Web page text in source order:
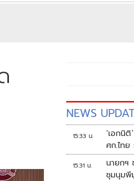
NEWS
15:33 น.
‘เอกนิ
ศก.ไท
งัด5Tปู
15:31 น.
นายกฯ
ชุมนุมพี